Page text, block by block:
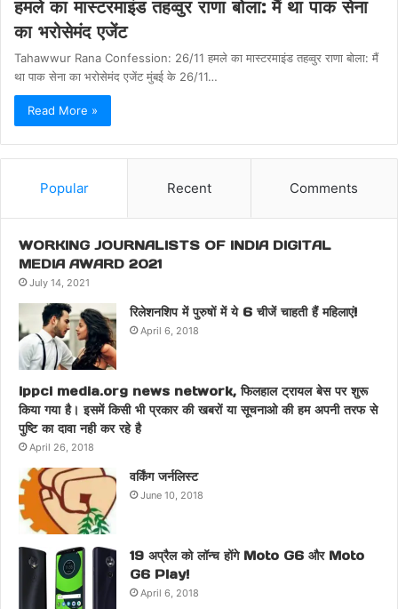
हमले का मास्टरमाइंड तहव्वुर राणा बोला: मैं था पाक सेना
का भरोसेमंद एजेंट
Tahawwur Rana Confession: 26/11 हमले का मास्टरमाइंड तहव्वुर राणा बोला: मैं
था पाक सेना का भरोसेमंद एजेंट मुंबई के 26/11…
Read More »
Popular Recent Comments
WORKING JOURNALISTS OF INDIA DIGITAL
MEDIA AWARD 2021
July 14, 2021
रिलेशनशिप में पुरुषों में ये 6 चीजें चाहती हैं महिलाएं!
April 6, 2018
ippci media.org news network, फिलहाल ट्रायल बेस पर शुरू
किया गया है। इसमें किसी भी प्रकार की खबरों या सूचनाओ की हम अपनी तरफ से
पुष्टि का दावा नही कर रहे है
April 26, 2018
वर्किंग जर्नलिस्ट
June 10, 2018
19 अप्रैल को लॉन्च होंगे Moto G6 और Moto
G6 Play!
April 6, 2018